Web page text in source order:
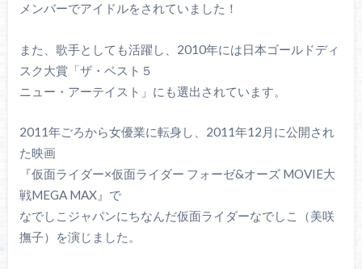
メンバーでアイドルをされていました！
また、歌手としても活躍し、2010年には日本ゴールドディ
スク大賞「ザ・ベスト５
ニュー・アーテイスト」にも選出されています。
2011年ごろから女優業に転身し、2011年12月に公開され
た映画
『仮面ライダー×仮面ライダー フォーゼ&オーズ MOVIE大
戦MEGA MAX』で
なでしこジャパンにちなんだ仮面ライダーなでしこ（美咲
撫子）を演じました。